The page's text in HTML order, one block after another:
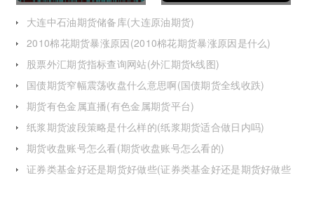
期货持仓量限额是多少)
(期货锁仓最多可以多长时
间卖出)
大连中石油期货储备库(大连原油期货)
2010棉花期货暴涨原因(2010棉花期货暴涨原因是什么)
股票外汇期货指标查询网站(外汇期货k线图)
国债期货窄幅震荡收盘什么意思啊(国债期货全线收跌)
期货有色金属直播(有色金属期货平台)
纸浆期货波段策略是什么样的(纸浆期货适合做日内吗)
期货收盘账号怎么看(期货收盘账号怎么看的)
证券类基金好还是期货好做些(证券类基金好还是期货好做些